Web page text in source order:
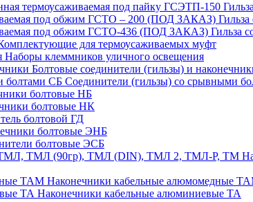
Гильза
для термоусаживаемых муфт
Наборы клеммников уличного освещения
Болтовые соединители (гильзы) и
Соединители (гильзы) со срывными
болтовые НБ
болтовые НК
болтовой ГД
болтовые ЭНБ
болтовые ЭСБ
Наконечники кабельные алюмомедные
Наконечники кабельные алюминиевые ТА